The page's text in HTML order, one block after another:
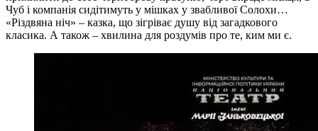
Чуб і компанія сидітимуть у мішках у звабливої Солохи…
«Різдвяна ніч» – казка, що зігріває душу від загадкового
класика. А також – хвилина для роздумів про те, ким ми є.